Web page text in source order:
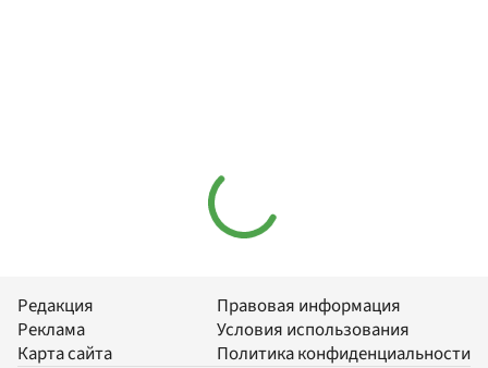
Редакция
Реклама
Карта сайта
Правовая информация
Условия использования
Политика конфиденциальности